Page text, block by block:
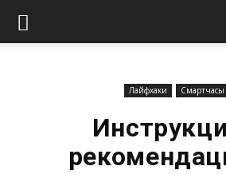
Лайфхаки Смартчасы